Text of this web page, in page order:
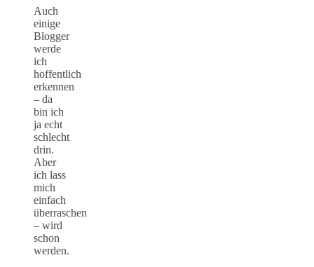
Auch
einige
Blogger
werde
ich
hoffentlich
erkennen
– da
bin ich
ja echt
schlecht
drin.
Aber
ich lass
mich
einfach
überraschen
– wird
schon
werden.